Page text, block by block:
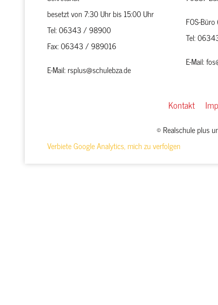
besetzt von 7:30 Uhr bis 15:00 Uhr
Tel: 06343 / 98900
Fax: 06343 / 989016
E-Mail: rsplus@schulebza.de
FOS-
Tel:
E-Mail:
Kontakt
© Realschule plus
Verbiete Google Analytics, mich zu verfolgen